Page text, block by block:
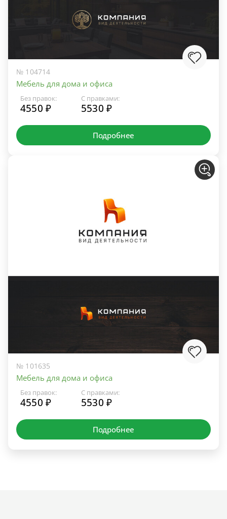
№ 104714
Мебель для дома и офиса
Без правок:
4550 ₽
С правками:
5530 ₽
Подробнее
№ 101635
Мебель для дома и офиса
Без правок:
4550 ₽
С правками:
5530 ₽
Подробнее